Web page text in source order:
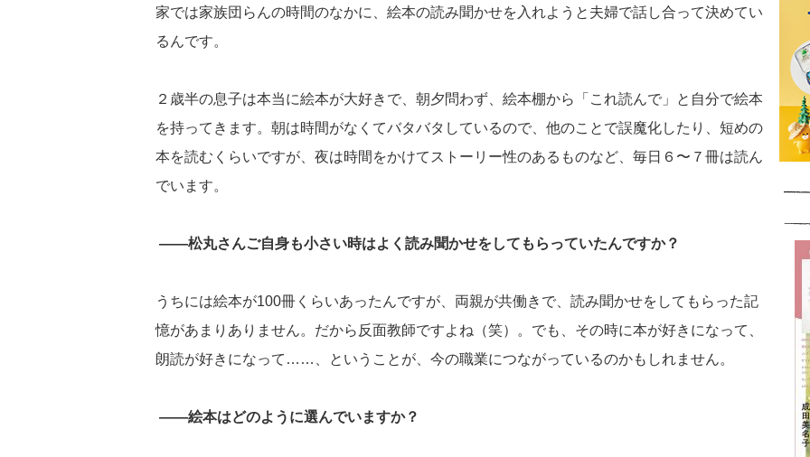
家では家族団らんの時間のなかに、絵本の読み聞かせを入れようと夫婦で話し合って決めてい
るんです。
２歳半の息子は本当に絵本が大好きで、朝夕問わず、絵本棚から「これ読んで」と自分で絵本
を持ってきます。朝は時間がなくてバタバタしているので、他のことで誤魔化したり、短めの
本を読むくらいですが、夜は時間をかけてストーリー性のあるものなど、毎日６〜７冊は読ん
でいます。
――松丸さんご自身も小さい時はよく読み聞かせをしてもらっていたんですか？
うちには絵本が100冊くらいあったんですが、両親が共働きで、読み聞かせをしてもらった記
憶があまりありません。だから反面教師ですよね（笑）。でも、その時に本が好きになって、
朗読が好きになって……、ということが、今の職業につながっているのかもしれません。
――絵本はどのように選んでいますか？